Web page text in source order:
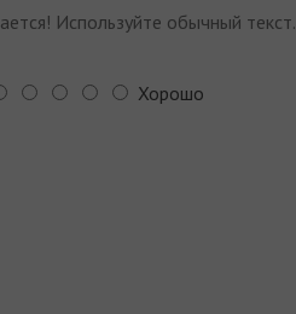
Используйте обычный текст.
Хорошо